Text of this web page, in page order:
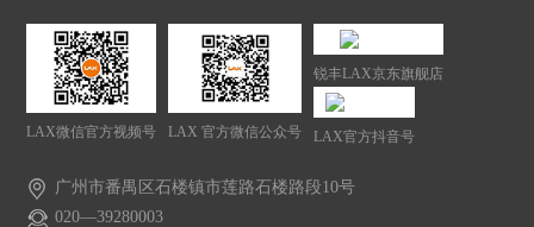
LAX微信官方视频号 LAX 官方微信公众号
锐丰LAX京东旗舰店
LAX官方抖音号
广州市番禺区石楼镇市莲路石楼路段10号
020—39280003